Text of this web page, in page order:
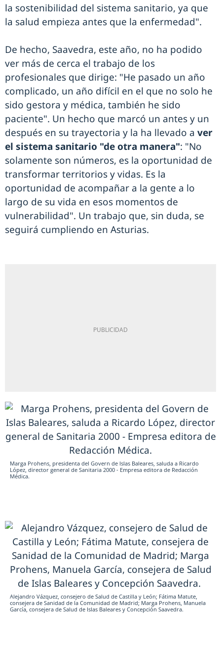
la sostenibilidad del sistema sanitario, ya que
la salud empieza antes que la enfermedad".
De hecho, Saavedra, este año, no ha podido
ver más de cerca el trabajo de los
profesionales que dirige: "He pasado un año
complicado, un año difícil en el que no solo he
sido gestora y médica, también he sido
paciente". Un hecho que marcó un antes y un
después en su trayectoria y la ha llevado a ver
el sistema sanitario "de otra manera": "No
solamente son números, es la oportunidad de
transformar territorios y vidas. Es la
oportunidad de acompañar a la gente a lo
largo de su vida en esos momentos de
vulnerabilidad". Un trabajo que, sin duda, se
seguirá cumpliendo en Asturias.
Marga Prohens, presidenta del Govern de Islas Baleares, saluda a Ricardo
López, director general de Sanitaria 2000 - Empresa editora de Redacción
Médica.
Alejandro Vázquez, consejero de Salud de Castilla y León; Fátima Matute,
consejera de Sanidad de la Comunidad de Madrid; Marga Prohens, Manuela
García, consejera de Salud de Islas Baleares y Concepción Saavedra.